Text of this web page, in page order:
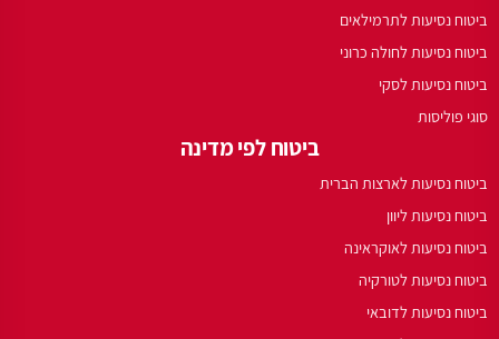
ביטוח נסיעות לתרמילאים
ביטוח נסיעות לחולה כרוני
ביטוח נסיעות לסקי
סוגי פוליסות
ביטוח לפי מדינה
ביטוח נסיעות לארצות הברית
ביטוח נסיעות ליוון
ביטוח נסיעות לאוקראינה
ביטוח נסיעות לטורקיה
ביטוח נסיעות לדובאי